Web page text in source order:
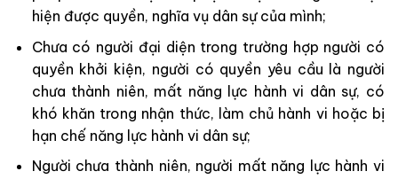
hiện được quyền, nghĩa vụ dân sự của mình;
Chưa có người đại diện trong trường hợp người có
quyền khởi kiện, người có quyền yêu cầu là người
chưa thành niên, mất năng lực hành vi dân sự, có
khó khăn trong nhận thức, làm chủ hành vi hoặc bị
hạn chế năng lực hành vi dân sự;
Người chưa thành niên, người mất năng lực hành vi